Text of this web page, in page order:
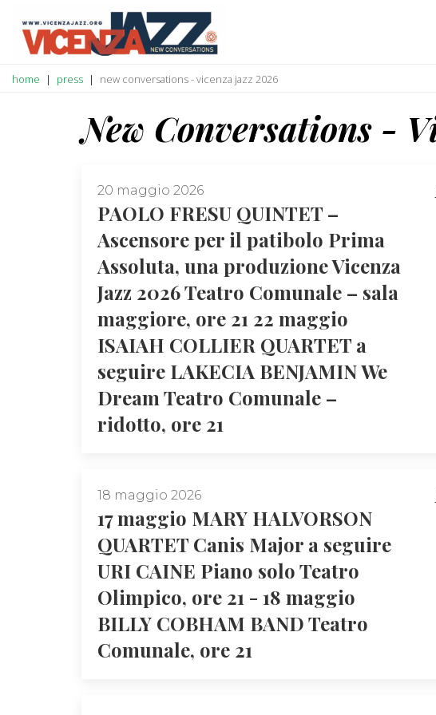
home press new conversations - vicenza jazz 2026
New Conversations -
20 maggio 2026
PAOLO FRESU QUINTET –
Ascensore per il patibolo Prima
Assoluta, una produzione Vicenza
Jazz 2026 Teatro Comunale – sala
maggiore, ore 21 22 maggio
ISAIAH COLLIER QUARTET a
seguire LAKECIA BENJAMIN We
Dream Teatro Comunale –
ridotto, ore 21
18 maggio 2026
17 maggio MARY HALVORSON
QUARTET Canis Major a seguire
URI CAINE Piano solo Teatro
Olimpico, ore 21 - 18 maggio
BILLY COBHAM BAND Teatro
Comunale, ore 21